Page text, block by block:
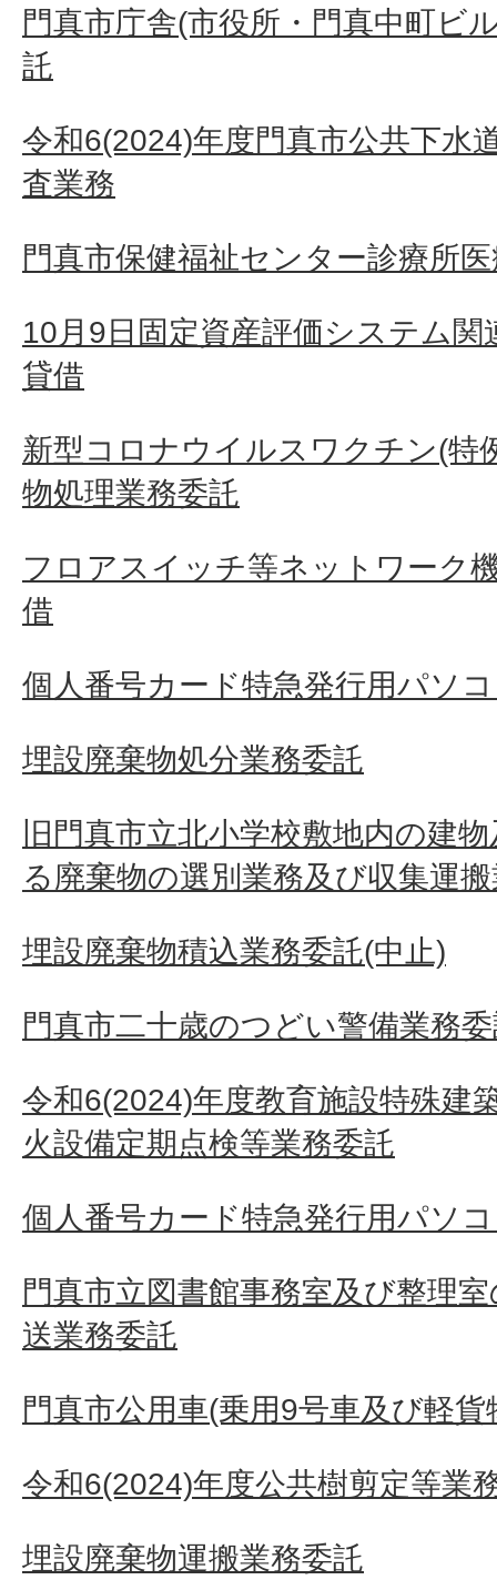
門真市庁舎(市役所・門真中町ビ
託
令和6(2024)年度門真市公共下水
査業務
門真市保健福祉センター診療所
10月9日固定資産評価システム
貸借
新型コロナウイルスワクチン(特
物処理業務委託
フロアスイッチ等ネットワーク
借
個人番号カード特急発行用パソ
埋設廃棄物処分業務委託
旧門真市立北小学校敷地内の建
る廃棄物の選別業務及び収集運
埋設廃棄物積込業務委託(中止)
門真市二十歳のつどい警備業務
令和6(2024)年度教育施設特殊建
火設備定期点検等業務委託
個人番号カード特急発行用パソ
門真市立図書館事務室及び整理
送業務委託
門真市公用車(乗用9号車及び軽
令和6(2024)年度公共樹剪定等業
埋設廃棄物運搬業務委託